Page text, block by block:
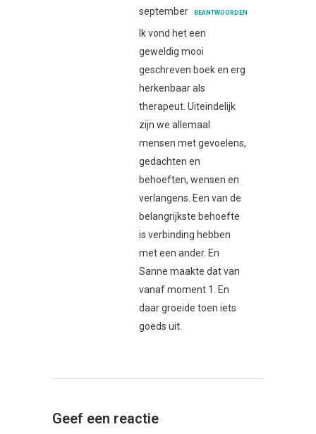
september
BEANTWOORDEN
Ik vond het een
geweldig mooi
geschreven boek en erg
herkenbaar als
therapeut. Uiteindelijk
zijn we allemaal
mensen met gevoelens,
gedachten en
behoeften, wensen en
verlangens. Een van de
belangrijkste behoefte
is verbinding hebben
met een ander. En
Sanne maakte dat van
vanaf moment 1. En
daar groeide toen iets
goeds uit.
Geef een reactie